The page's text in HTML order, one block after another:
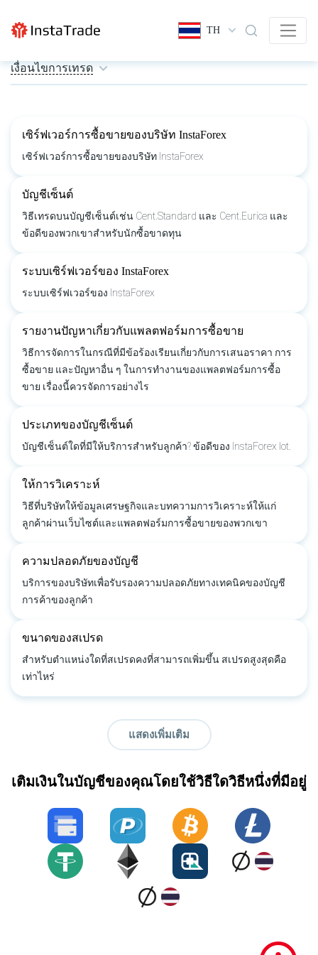
TH
เงื่อนไขการเทรด
เซิร์ฟเวอร์การซื้อขายของบริษัท InstaForex
เซิร์ฟเวอร์การซื้อขายของบริษัท InstaForex
บัญชีเซ็นต์
วิธีเทรดบนบัญชีเซ็นต์เช่น Cent.Standard และ Cent.Eurica และ
ข้อดีของพวกเขาสำหรับนักซื้อขาดทุน
ระบบเซิร์ฟเวอร์ของ InstaForex
ระบบเซิร์ฟเวอร์ของ InstaForex
รายงานปัญหาเกี่ยวกับแพลตฟอร์มการซื้อขาย
วิธีการจัดการในกรณีที่มีข้อร้องเรียนเกี่ยวกับการเสนอราคา การ
ซื้อขาย และปัญหาอื่น ๆ ในการทำงานของแพลตฟอร์มการซื้อ
ขาย เรื่องนี้ควรจัดการอย่างไร
ประเภทของบัญชีเซ็นต์
บัญชีเซ็นต์ใดที่มีให้บริการสำหรับลูกค้า? ข้อดีของ InstaForex lot.
ให้การวิเคราะห์
วิธีที่บริษัทให้ข้อมูลเศรษฐกิจและบทความการวิเคราะห์ให้แก่
ลูกค้าผ่านเว็บไซต์และแพลตฟอร์มการซื้อขายของพวกเขา
ความปลอดภัยของบัญชี
บริการของบริษัทเพื่อรับรองความปลอดภัยทางเทคนิคของบัญชี
การค้าของลูกค้า
ขนาดของสเปรด
สำหรับตำแหน่งใดที่สเปรดคงที่สามารถเพิ่มขึ้น สเปรดสูงสุดคือ
เท่าไหร่
แสดงเพิ่มเติม
เติมเงินในบัญชีของคุณโดยใช้วิธีใดวิธีหนึ่งที่มีอยู่